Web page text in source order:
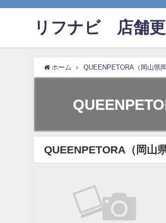
リフナビ®店舗
ホーム QUEENPETORA（岡山県岡
QUEENPETORA（岡山